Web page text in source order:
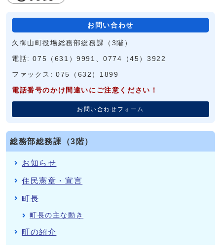
お問い合わせ
久御山町役場総務部総務課（3階）
電話: 075（631）9991、0774（45）3922
ファックス: 075（632）1899
電話番号のかけ間違いにご注意ください！
お問い合わせフォーム
総務部総務課（3階）
お知らせ
住民憲章・宣言
町長
町長の主な動き
町の紹介